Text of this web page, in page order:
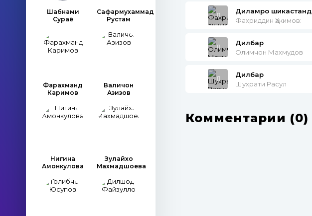
Шабнами
Сураё
Сафармухаммад
Рустам
Фарахманд
Каримов
Валичон
Азизов
Нигина
Амонкулова
Зулайхо
Махмадшоева
Диламро шикастанд
Фахриддин Ҳакимов:
Дилбар
Олимчон Махмудов
Дилбар
Шухрати Расул
Комментарии (0)